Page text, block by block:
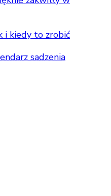
i kiedy to zrobić
sadzenia